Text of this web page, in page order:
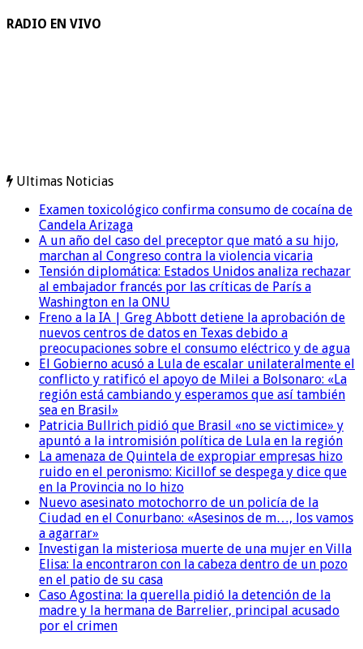
RADIO EN VIVO
Ultimas Noticias
Examen toxicológico confirma consumo de cocaína de
Candela Arizaga
A un año del caso del preceptor que mató a su hijo,
marchan al Congreso contra la violencia vicaria
Tensión diplomática: Estados Unidos analiza rechazar
al embajador francés por las críticas de París a
Washington en la ONU
Freno a la IA | Greg Abbott detiene la aprobación de
nuevos centros de datos en Texas debido a
preocupaciones sobre el consumo eléctrico y de agua
El Gobierno acusó a Lula de escalar unilateralmente el
conflicto y ratificó el apoyo de Milei a Bolsonaro: «La
región está cambiando y esperamos que así también
sea en Brasil»
Patricia Bullrich pidió que Brasil «no se victimice» y
apuntó a la intromisión política de Lula en la región
La amenaza de Quintela de expropiar empresas hizo
ruido en el peronismo: Kicillof se despega y dice que
en la Provincia no lo hizo
Nuevo asesinato motochorro de un policía de la
Ciudad en el Conurbano: «Asesinos de m…, los vamos
a agarrar»
Investigan la misteriosa muerte de una mujer en Villa
Elisa: la encontraron con la cabeza dentro de un pozo
en el patio de su casa
Caso Agostina: la querella pidió la detención de la
madre y la hermana de Barrelier, principal acusado
por el crimen